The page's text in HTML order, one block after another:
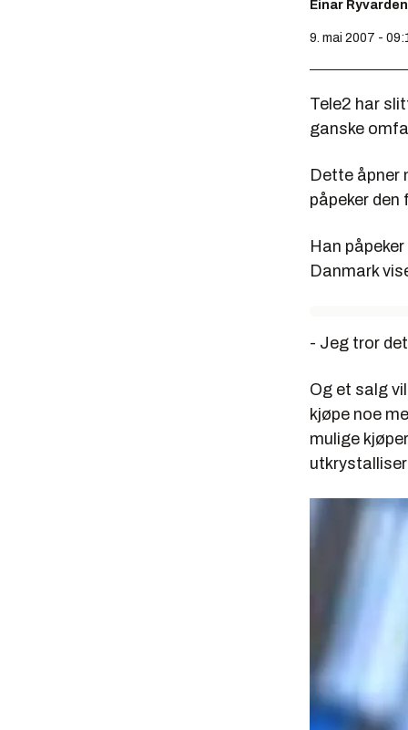
Einar Ryvarden
9. mai 2007 -
Tele2 har
ganske
Dette åpner
påpeker
Han
Danmark
- Jeg tror
Og et salg
kjøpe noe
mulige